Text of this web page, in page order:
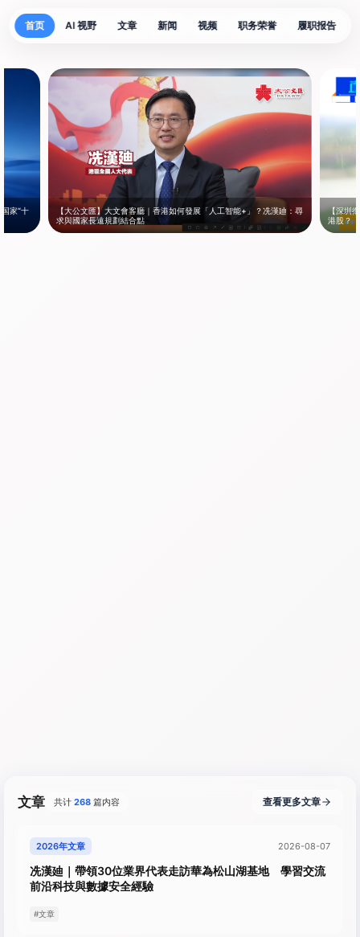
家“十
【大公文匯】大文會客廳｜香港如何發展「人工智能+」？冼漢廸：尋
求與國家長遠規劃結合點
【深圳
港股？
文章 共计 268 篇内容 查看更多文章
2026年文章 2026-08-07
冼漢廸｜帶領30位業界代表走訪華為松山湖基地 學習交流
前沿科技與數據安全經驗
#文章
首页 AI 视野 文章 新闻 视频 职务荣誉 履职报告